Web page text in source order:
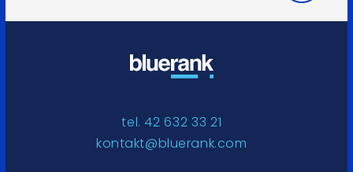
tel. 42 632 33 21
kontakt@bluerank.com